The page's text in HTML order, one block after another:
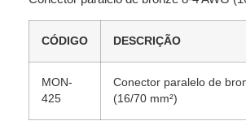
CÓDIGO DESCRIÇÃO
MON-
425
Conector paralelo de
(16/70 mm²)